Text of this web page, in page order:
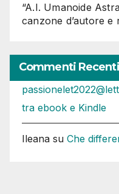
“A.I. Umanoide
canzone d’autore
Commenti Recenti
tra ebook e Kindle
Ileana su Che